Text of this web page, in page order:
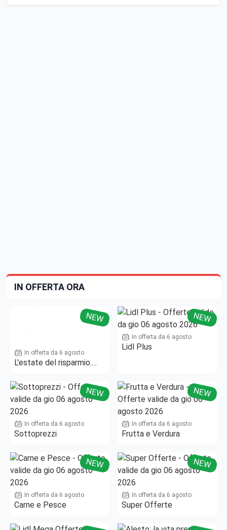
IN OFFERTA ORA
NEW
In offerta da 6 agosto
L'estate del risparmio.
NEW
In offerta da 6 agosto
Lidl Plus
NEW
In offerta da 6 agosto
Sottoprezzi
NEW
In offerta da 6 agosto
Frutta e Verdura
NEW
In offerta da 6 agosto
Carne e Pesce
NEW
In offerta da 6 agosto
Super Offerte